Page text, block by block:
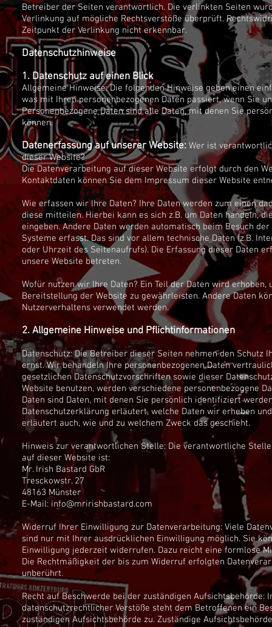
Betreiber der Seiten verantwortlich. Die verlinkten Seiten
Verlinkung auf mögliche Rechtsverstöße überprüft.
Zeitpunkt der Verlinkung nicht erkennbar.
Datenschutzhinweise
1. Datenschutz auf einen Blick
Allgemeine Hinweise: Die folgenden Hinweise geben einen
was mit Ihren personenbezogenen Daten passiert, wenn Sie
Personenbezogene Daten sind alle Daten, mit denen Sie
können.
Datenerfassung auf unserer Website:Wer ist
dieser Website?
Die Datenverarbeitung auf dieser Website erfolgt durch den
Kontaktdaten können Sie dem Impressum dieser Website
Wie erfassen wir Ihre Daten? Ihre Daten werden zum einen
diese mitteilen. Hierbei kann es sich z.B. um Daten handeln,
eingeben. Andere Daten werden automatisch beim Besuch
Systeme erfasst. Das sind vor allem technische Daten (z.B.
oder Uhrzeit des Seitenaufrufs). Die Erfassung dieser Daten
unsere Website betreten.
Wofür nutzen wir Ihre Daten? Ein Teil der Daten wird
Bereitstellung der Website zu gewährleisten. Andere Daten
Nutzerverhaltens verwendet werden.
2. Allgemeine Hinweise und Pflichtinformationen
Datenschutz: Die Betreiber dieser Seiten nehmen den Schutz
ernst. Wir behandeln Ihre personenbezogenen Daten
gesetzlichen Datenschutzvorschriften sowie dieser
Website benutzen, werden verschiedene personenbezogene
Daten sind Daten, mit denen Sie persönlich identifiziert
Datenschutzerklärung erläutert, welche Daten wir erheben
erläutert auch, wie und zu welchem Zweck das geschieht.
Hinweis zur verantwortlichen Stelle: Die verantwortliche
auf dieser Website ist:
Mr. Irish Bastard GbR
Tresckowstr. 27
48163 Münster
E-Mail: info@mririshbastard.com
Widerruf Ihrer Einwilligung zur Datenverarbeitung: Viele
sind nur mit Ihrer ausdrücklichen Einwilligung möglich. Sie
Einwilligung jederzeit widerrufen. Dazu reicht eine formlose
Die Rechtmäßigkeit der bis zum Widerruf erfolgten
unberührt.
Recht auf Beschwerde bei der zuständigen Aufsichtsbehörde:
datenschutzrechtlicher Verstöße steht dem Betroffenen ein
zuständigen Aufsichtsbehörde zu. Zuständige